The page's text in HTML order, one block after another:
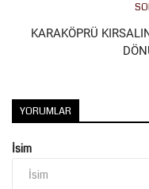
KARAKÖPRÜ
YORUMLAR
İsim